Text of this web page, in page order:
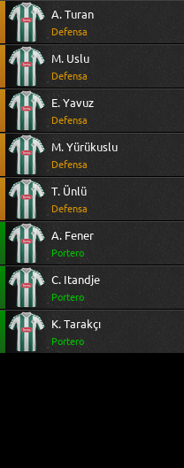
A. Turan
Defensa
M. Uslu
Defensa
E. Yavuz
Defensa
M. Yürükuslu
Defensa
T. Ünlü
Defensa
A. Fener
Portero
C. Itandje
Portero
K. Tarakçı
Portero